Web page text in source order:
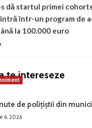
dă startul primei
într-un program de
la 100.000 euro
te intereseze
de polițiștii din
6, 2026